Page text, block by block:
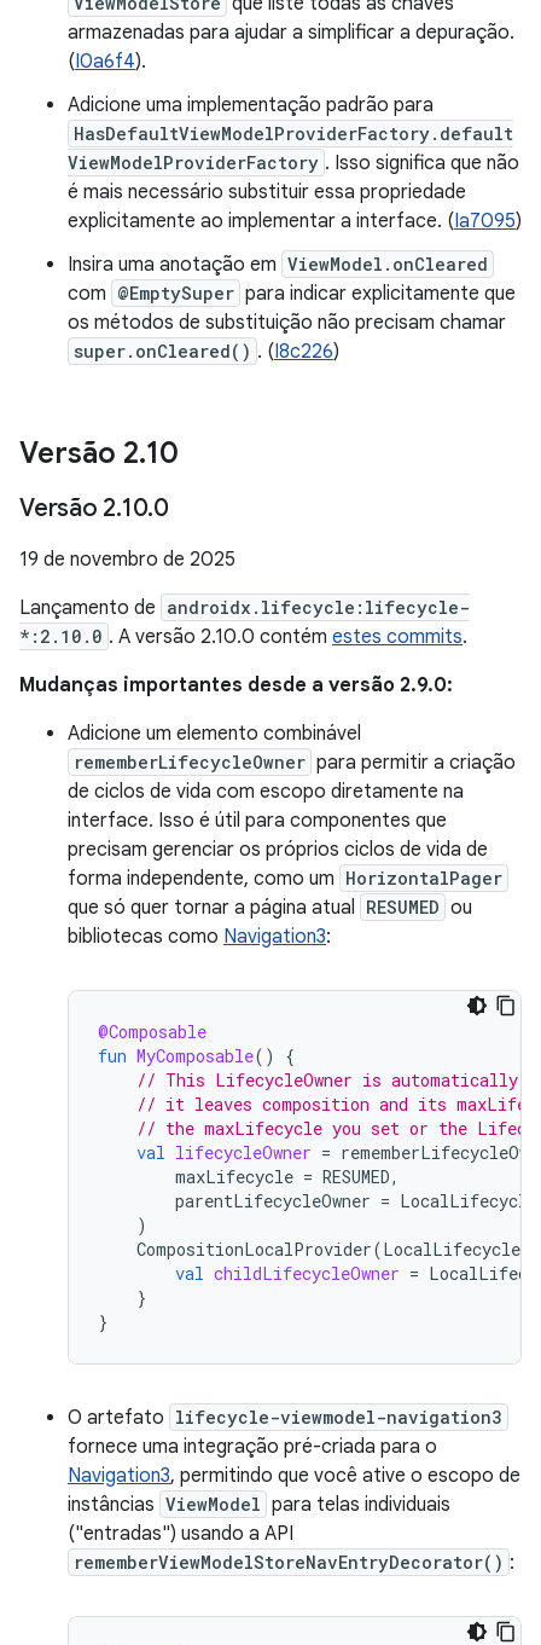
armazenadas para ajudar a simplificar a depuração.
(I0a6f4).
Adicione uma implementação padrão para
HasDefaultViewModelProviderFactory.default
ViewModelProviderFactory . Isso significa que não
é mais necessário substituir essa propriedade
explicitamente ao implementar a interface. (Ia7095)
Insira uma anotação em ViewModel.onCleared
com @EmptySuper para indicar explicitamente que
os métodos de substituição não precisam chamar
super.onCleared() . (I8c226)
Versão 2.10
Versão 2.10.0
19 de novembro de 2025
Lançamento de androidx.lifecycle:lifecycle-
*:2.10.0 . A versão 2.10.0 contém estes commits.
Mudanças importantes desde a versão 2.9.0:
Adicione um elemento combinável
rememberLifecycleOwner para permitir a criação
de ciclos de vida com escopo diretamente na
interface. Isso é útil para componentes que
precisam gerenciar os próprios ciclos de vida de
forma independente, como um HorizontalPager
que só quer tornar a página atual RESUMED ou
bibliotecas como Navigation3:
@Composable
fun MyComposable()
{
// This LifecycleOwner is automatically
// it leaves composition and its
// the maxLifecycle you set or the
val lifecycleOwner =
maxLifecycle = RESUMED,
parentLifecycleOwner =
)
CompositionLocalProvider(
val childLifecycleOwner =
}
}
O artefato lifecycle-viewmodel-navigation3
fornece uma integração pré-criada para o
Navigation3, permitindo que você ative o escopo de
instâncias ViewModel para telas individuais
("entradas") usando a API
rememberViewModelStoreNavEntryDecorator() :